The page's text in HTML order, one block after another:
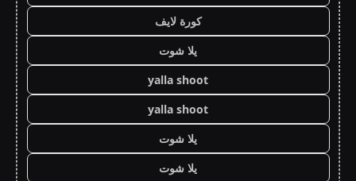
كورة لايف
يلا شوت
yalla shoot
yalla shoot
يلا شوت
يلا شوت